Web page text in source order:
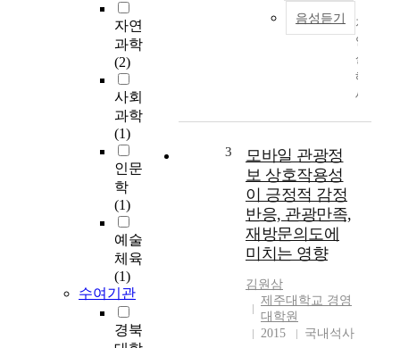
자연
과학
(2)
사회
과학
(1)
인문
학
(1)
예술
체육
(1)
수여기관
경북
음성듣기
자
연
살
해
세
3
모바일 관광정
보 상호작용성
이 긍정적 감정
반응, 관광만족,
재방문의도에
미치는 영향
김원삼
제주대학교 경영
대학원
2015
국내석사